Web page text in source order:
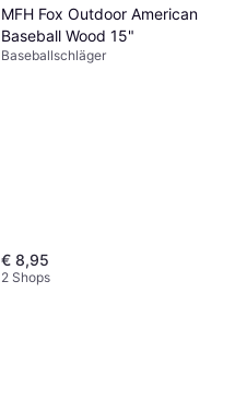
MFH Fox Outdoor American
Baseball Wood 15"
Baseballschläger
€ 8,95
2 Shops